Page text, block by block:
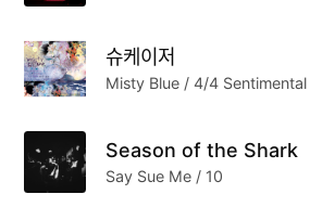
슈케이저
Season of the Shark
Say Sue Me / 10